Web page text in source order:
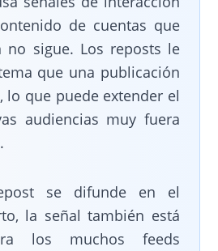
de cuentas que
no sigue. Los reposts le
que una publicación
lo que puede extender el
audiencias muy fuera
se difunde en el
la señal también está
los muchos feeds